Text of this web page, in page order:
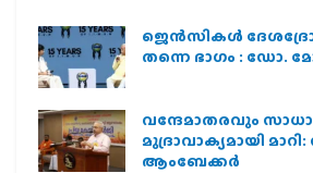
ജെന്‍സികള്‍
തന്നെ ഭാഗം : ഡോ.
വന്ദേമാതരവും
മുദ്രാവാക്യമായി
ആംബേക്കർ